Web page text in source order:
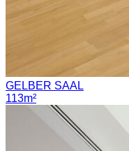
GELBER SAAL
113m²